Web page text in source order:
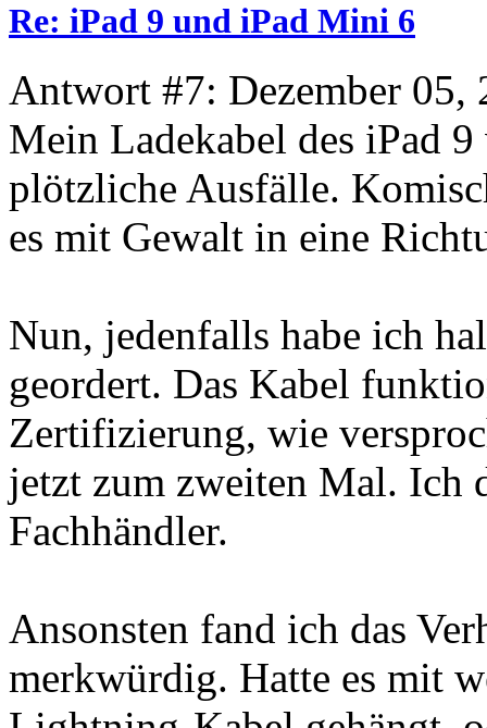
Re: iPad 9 und iPad Mini 6
Antwort #7: Dezember 05,
Mein Ladekabel des iPad
plötzliche Ausfälle.
es mit Gewalt in eine
Nun, jedenfalls habe ich
geordert. Das Kabel
Zertifizierung, wie
jetzt zum zweiten Mal. Ich
Fachhändler.
Ansonsten fand ich das
merkwürdig. Hatte es mit